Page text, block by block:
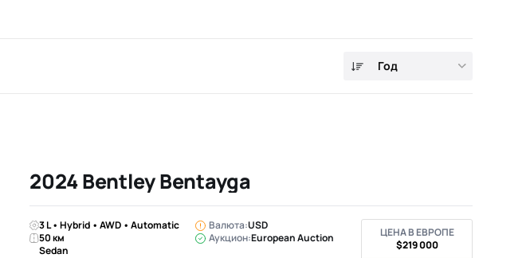
Год
2024 Bentley Bentayga
3 L • Hybrid • AWD • Automatic
50 км
Sedan
Валюта:USD
Аукцион:European Auction
ЦЕНА В ЕВРОПЕ
$219 000